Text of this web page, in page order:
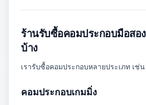
ร้านรับซื้อคอมประกอบมือสอ
บ้าง
เรารับซื้อคอมประกอบหลายประเภท เช่น
คอมประกอบเกมมิ่ง